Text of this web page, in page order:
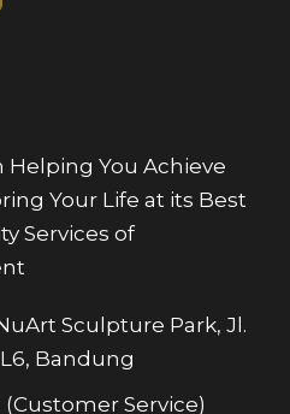
You Achieve
Your Life at its Best
Services of
Sculpture Park, Jl.
Bandung
(Customer Service)